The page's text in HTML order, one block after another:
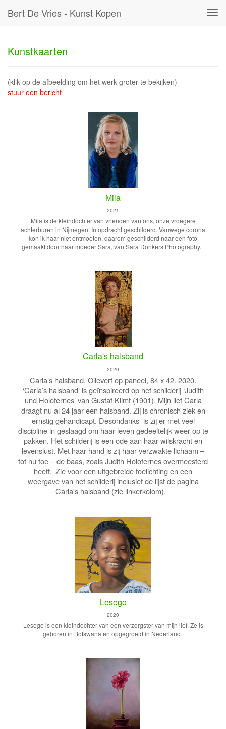
Bert De Vries - Kunst Kopen
Kunstkaarten
(klik op de afbeelding om het werk groter te bekijken)
stuur een bericht
Mila
2021
Mila is de kleindochter van vrienden van ons, onze vroegere
achterburen in Nijmegen. In opdracht geschilderd. Vanwege corona
kon ik haar niet ontmoeten, daarom geschilderd naar een foto
gemaakt door haar moeder Sara, van Sara Donkers Photography.
Carla's halsband
2020
Carla’s halsband. Olieverf op paneel, 84 x 42. 2020.
‘Carla’s halsband’ is geïnspireerd op het schilderij ‘Judith
und Holofernes’ van Gustaf Klimt (1901). Mijn lief Carla
draagt nu al 24 jaar een halsband. Zij is chronisch ziek en
ernstig gehandicapt. Desondanks is zij er met veel
discipline in geslaagd om haar leven gedeeltelijk weer op te
pakken. Het schilderij is een ode aan haar wilskracht en
levenslust. Met haar hand is zij haar verzwakte lichaam –
tot nu toe – de baas, zoals Judith Holofernes overmeesterd
heeft. Zie voor een uitgebreide toelichting en een
weergave van het schilderij inclusief de lijst de pagina
Carla's halsband (zie linkerkolom).
Lesego
2020
Lesego is een kleindochter van een verzorgster van mijn lief. Ze is
geboren in Botswana en opgegroeid in Nederland.